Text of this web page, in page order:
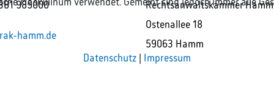
985000
hamm.de
Rechtsanwaltskammer Hamm
Ostenallee 18
59063 Hamm
Datenschutz Impressum